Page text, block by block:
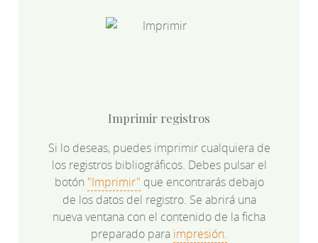
Imprimir registros
Si lo deseas, puedes imprimir cualquiera de
los registros bibliográficos. Debes pulsar el
botón "Imprimir" que encontrarás debajo
de los datos del registro. Se abrirá una
nueva ventana con el contenido de la ficha
preparado para impresión.